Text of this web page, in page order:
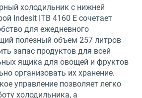
холодильник с нижней
Indesit ITB 4160 E сочетает
для ежедневного
полезный объем 257 литров
запас продуктов для всей
ящика для овощей и фруктов
организовать их хранение.
управление позволяет легко
холодильника, а